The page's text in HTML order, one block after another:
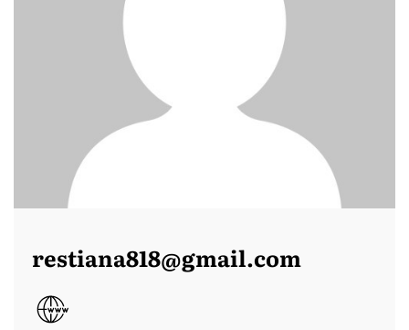
restiana818@gmail.com